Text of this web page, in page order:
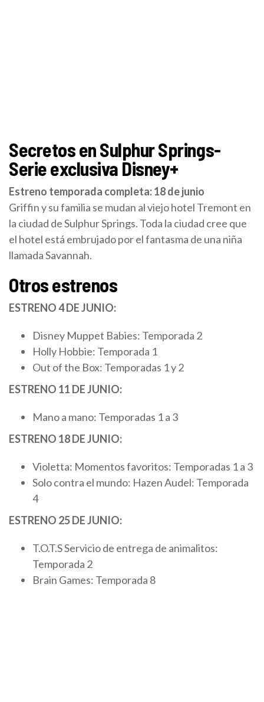
Secretos en Sulphur Springs-
Serie exclusiva Disney+
Estreno temporada completa: 18 de junio
Griffin y su familia se mudan al viejo hotel Tremont en
la ciudad de Sulphur Springs. Toda la ciudad cree que
el hotel está embrujado por el fantasma de una niña
llamada Savannah.
Otros estrenos
ESTRENO 4 DE JUNIO:
Disney Muppet Babies: Temporada 2
Holly Hobbie: Temporada 1
Out of the Box: Temporadas 1 y 2
ESTRENO 11 DE JUNIO:
Mano a mano: Temporadas 1 a 3
ESTRENO 18 DE JUNIO:
Violetta: Momentos favoritos: Temporadas 1 a 3
Solo contra el mundo: Hazen Audel: Temporada
4
ESTRENO 25 DE JUNIO:
T.O.T.S Servicio de entrega de animalitos:
Temporada 2
Brain Games: Temporada 8